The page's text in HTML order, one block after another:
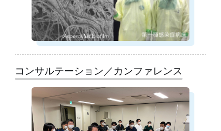
コンサルテーション／カンファレンス